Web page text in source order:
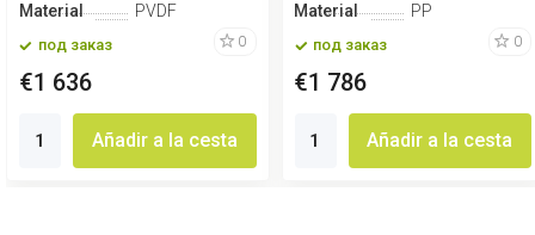
Material
PVDF
под заказ 0
€1 636
Añadir a la cesta
Material
PP
под заказ 0
€1 786
Añadir a la cesta